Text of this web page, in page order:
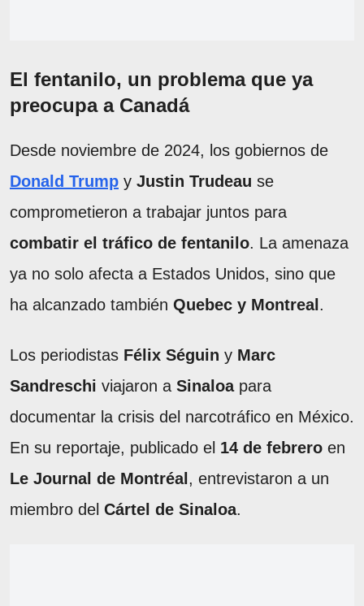
El fentanilo, un problema que ya
preocupa a Canadá
Desde noviembre de 2024, los gobiernos de
Donald Trump y Justin Trudeau se
comprometieron a trabajar juntos para
combatir el tráfico de fentanilo. La amenaza
ya no solo afecta a Estados Unidos, sino que
ha alcanzado también Quebec y Montreal .
Los periodistas Félix Séguin y Marc
Sandreschi viajaron a Sinaloapara
documentar la crisis del narcotráfico en México.
En su reportaje, publicado el 14 de febrero en
Le Journal de Montréal , entrevistaron a un
miembro del Cártel de Sinaloa.